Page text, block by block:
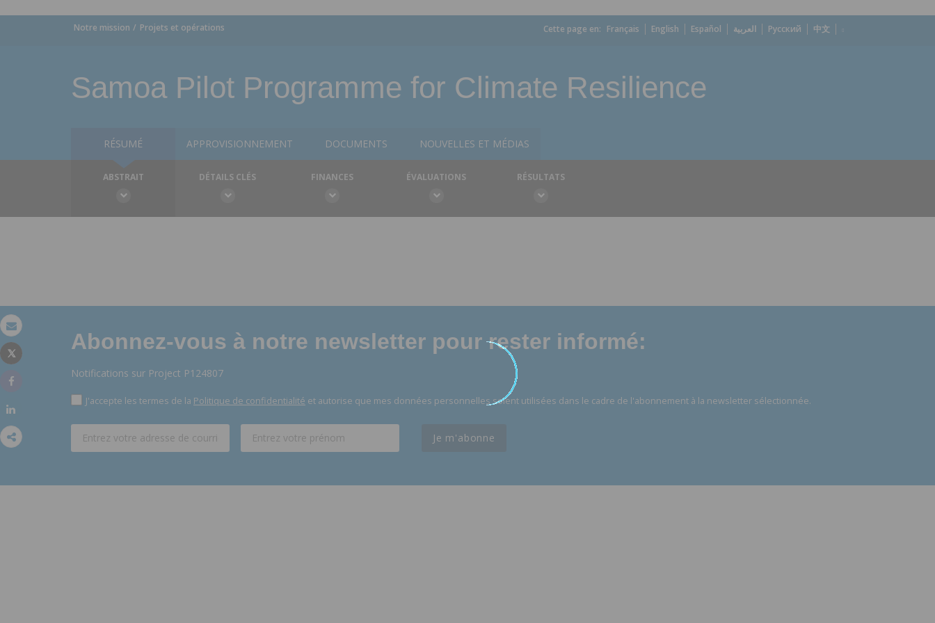
Email
Imprimer
Tweet
Notre mission Projets et opérations Cette page en: Français English Español العربية Русский 中文
Samoa Pilot Programme for Climate Resilience
RÉSUMÉ APPROVISIONNEMENT DOCUMENTS NOUVELLES ET MÉDIAS
ABSTRAIT DÉTAILS CLÉS FINANCES ÉVALUATIONS RÉSULTATS
Abonnez-vous à notre newsletter pour rester informé:
Notifications sur Project P124807
J'accepte les termes de la Politique de confidentialité et autorise que mes données personnelles soient utilisées dans le cadre de l'abonnement à la newsletter sélectionnée.
Je m'abonne